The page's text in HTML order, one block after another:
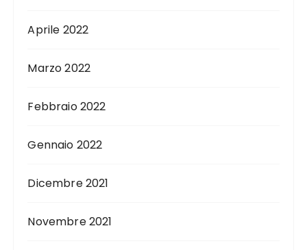
Aprile 2022
Marzo 2022
Febbraio 2022
Gennaio 2022
Dicembre 2021
Novembre 2021